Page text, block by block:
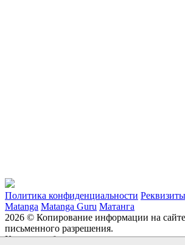
Политика конфиденциальности
Matanga Matanga Guru Матанга
2026 © Копирование информации на
письменного разрешения.
Каталог мебели